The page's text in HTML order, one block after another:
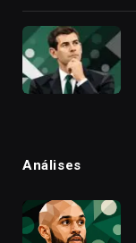
Análises